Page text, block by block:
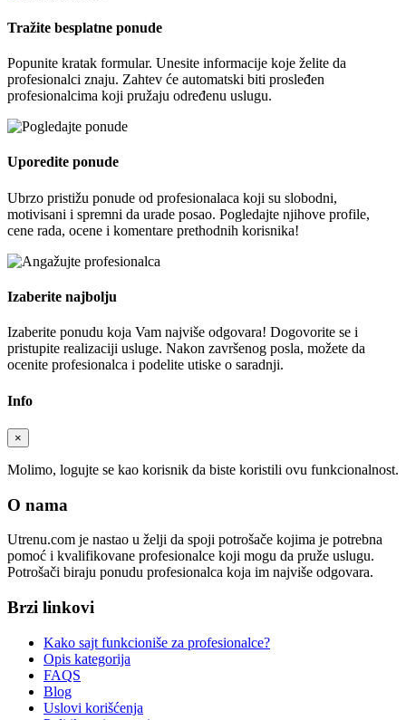
Tražite besplatne ponude
Popunite kratak formular. Unesite informacije koje želite da
profesionalci znaju. Zahtev će automatski biti prosleđen
profesionalcima koji pružaju određenu uslugu.
Uporedite ponude
Ubrzo pristižu ponude od profesionalaca koji su slobodni,
motivisani i spremni da urade posao. Pogledajte njihove profile,
cene rada, ocene i komentare prethodnih korisnika!
Izaberite najbolju
Izaberite ponudu koja Vam najviše odgovara! Dogovorite se i
pristupite realizaciji usluge. Nakon završenog posla, možete da
ocenite profesionalca i podelite utiske o saradnji.
Info
×
Molimo, logujte se kao korisnik da biste koristili ovu funkcionalnost.
O nama
Utrenu.com je nastao u želji da spoji potrošače kojima je potrebna
pomoć i kvalifikovane profesionalce koji mogu da pruže uslugu.
Potrošači biraju ponudu profesionalca koja im najviše odgovara.
Brzi linkovi
Kako sajt funkcioniše za profesionalce?
Opis kategorija
FAQS
Blog
Uslovi korišćenja